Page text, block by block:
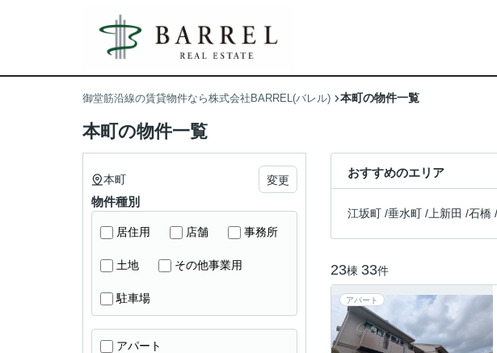
御堂筋沿線の賃貸物件なら株式会社BARREL(バレル) 本町の物件一覧
本町の物件一覧
おすすめのエリア
江坂町 /垂水町 / 上新田 /石橋 /
23棟 33件
アパート
本町 変更
物件種別
居住用 店舗 事務所
土地 その他事業用
駐車場
アパート